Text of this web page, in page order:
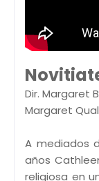
Dir. Margaret
Margaret
A mediados
años
religiosa en